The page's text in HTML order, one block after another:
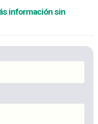
información sin